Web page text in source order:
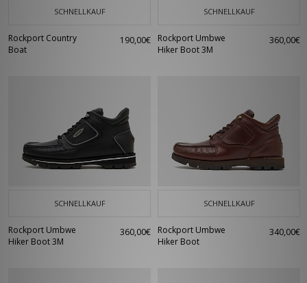
SCHNELLKAUF
Rockport Country
Boat
190,00€
SCHNELLKAUF
Rockport Umbwe
Hiker Boot 3M
360,00€
SCHNELLKAUF
Rockport Umbwe
Hiker Boot 3M
360,00€
SCHNELLKAUF
Rockport Umbwe
Hiker Boot
340,00€